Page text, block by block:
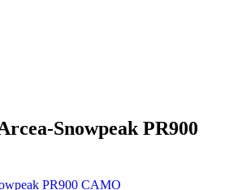
Snowpeak PR900
PR900 CAMO